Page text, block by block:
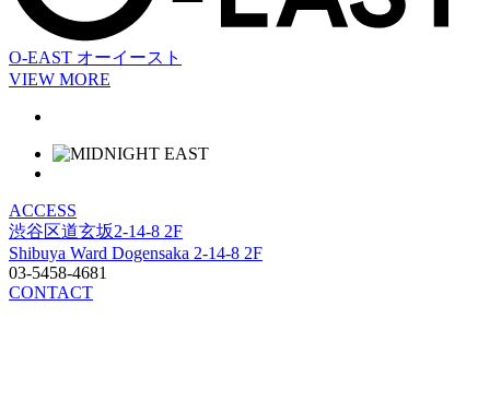
O-EAST オーイースト
VIEW MORE
ACCESS
渋谷区道玄坂2-14-8 2F
Shibuya Ward Dogensaka 2-14-8 2F
03-5458-4681
CONTACT